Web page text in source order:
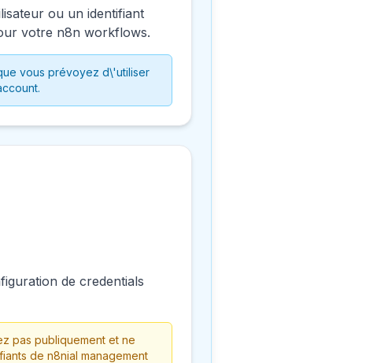
ou un identifiant
votre n8n workflows.
vous prévoyez d\'utiliser
de credentials
pas publiquement et ne
de n8nial management